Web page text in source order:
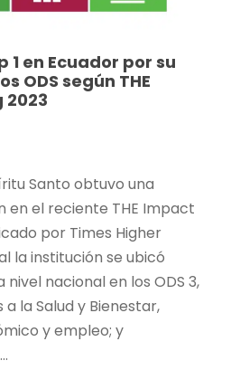
1 en Ecuador por su
ODS según THE
2023
Santo obtuvo una
en el reciente THE Impact
por Times Higher
la institución se ubicó
nivel nacional en los ODS 3,
a la Salud y Bienestar,
y empleo; y